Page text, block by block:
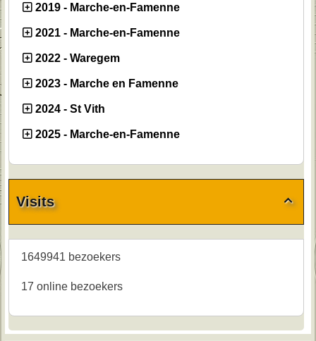
2019 - Marche-en-Famenne
2021 - Marche-en-Famenne
2022 - Waregem
2023 - Marche en Famenne
2024 - St Vith
2025 - Marche-en-Famenne

Visits
1649941 bezoekers
17 online bezoekers